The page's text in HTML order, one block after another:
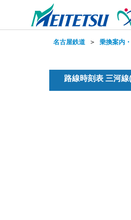
名古屋鉄道 ＞ 乗換案内
路線時刻表 三河